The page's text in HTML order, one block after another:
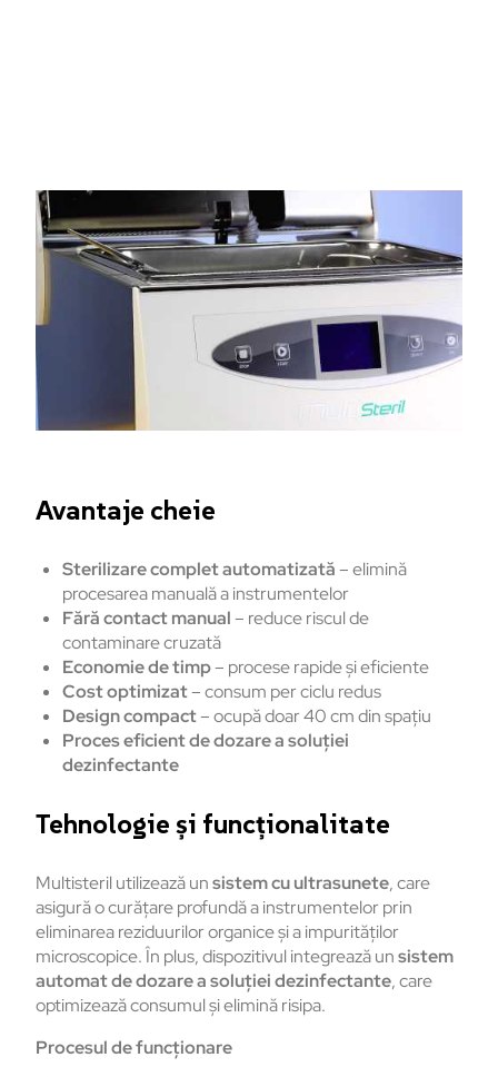
Avantaje cheie
Sterilizare complet automatizată– elimină
procesarea manuală a instrumentelor
Fără contact manual– reduce riscul de
contaminare cruzată
Economie de timp– procese rapide și eficiente
Cost optimizat– consum per ciclu redus
Design compact– ocupă doar 40 cm din spațiu
Proces eficient de dozare a soluției
dezinfectante
Tehnologie și funcționalitate
Multisteril utilizează unsistem cu ultrasunete, care
asigură o curățare profundă a instrumentelor prin
eliminarea reziduurilor organice și a impurităților
microscopice. În plus, dispozitivul integrează unsistem
automat de dozare a soluției dezinfectante, care
optimizează consumul și elimină risipa.
Procesul de funcționare